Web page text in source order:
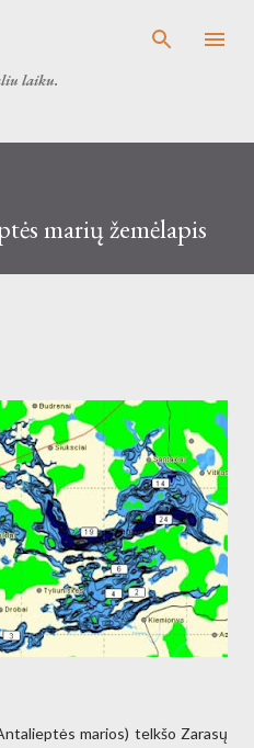
content
laiku.
marių žemėlapis
marios) telkšo Zarasų